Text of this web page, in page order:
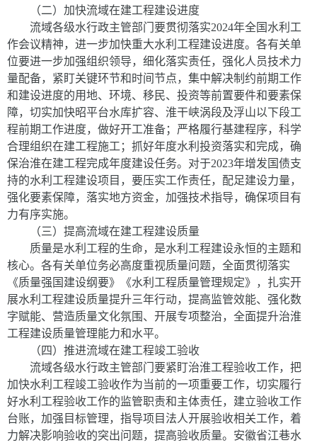
（二）加快流域在建工程建设进度
流域各级水行政主管部门要贯彻落实2024年全国水利工
作会议精神，进一步加快重大水利工程建设进度。各有关单
位要进一步加强组织领导，细化落实责任，强化人员技术力
量配备，紧盯关键环节和时间节点，集中解决制约前期工作
和建设进度的用地、环境、移民、投资等前置要件和要素保
障，切实加快昭平台水库扩容、淮干峡涡段及浮山以下段工
程前期工作进度，做好开工准备；严格履行基建程序，科学
合理组织在建工程施工；抓好年度水利投资落实和完成，确
保治淮在建工程完成年度建设任务。对于2023年增发国债支
持的水利工程建设项目，要压实工作责任，配足建设力量，
强化要素保障，落实地方资金，加强技术指导，确保项目有
力有序实施。
（三）提高流域在建工程建设质量
质量是水利工程的生命，是水利工程建设永恒的主题和
核心。各有关单位务必高度重视质量问题，全面贯彻落实
《质量强国建设纲要》《水利工程质量管理规定》，扎实开
展水利工程建设质量提升三年行动，提高监管效能、强化数
字赋能、营造质量文化氛围、开展专项整治，全面提升治淮
工程建设质量管理能力和水平。
（四）推进流域在建工程竣工验收
流域各级水行政主管部门要紧盯治淮工程验收工作，把
加快水利工程竣工验收作为当前的一项重要工作，切实履行
好水利工程验收工作的监管职责和主体责任，建立验收工作
台账，加强目标管理，指导项目法人开展验收相关工作，着
力解决影响验收的突出问题，提高验收质量。 安徽省江巷水